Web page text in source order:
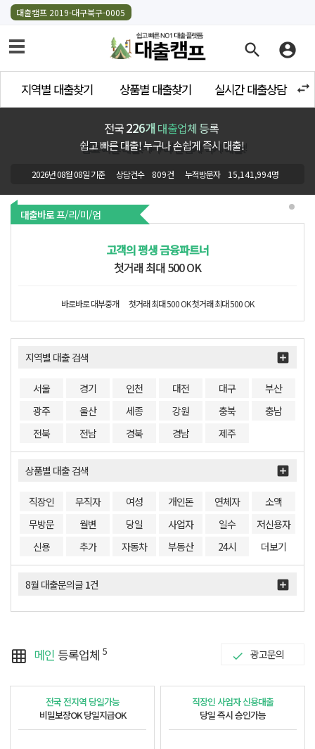
대출캠프 2019-대구북구-0005
search account_circle
지역별 대출찾기 상품별 대출찾기 실시간 대출상담 swap_horiz
전국226개대출업체 등록
쉽고 빠른 대출! 누구나 손쉽게 즉시 대출!
2026년 08월 08일 기준 상담건수 809건 누적방문자 15,141,994명
대출바로프/리/미/엄
고객의 평생 금융파트너
첫거래 최대 500 OK
바로바로 대부중개 첫거래 최대 500 OK첫거래 최대 500 OK
지역별 대출 검색
서울 경기 인천 대전 대구
부산
광주
울산 세종 강원 충북
충남
전북
전남 경북 경남 제주
상품별 대출 검색
직장인 무직자 여성 개인돈 연체자
소액
무방문
월변 당일 사업자 일수
저신용자
신용
추가 자동차 부동산 24시 더보기
8월 대출문의글1건
메인 등록업체 5 광고문의
전국 전지역 당일가능
비밀보장OK 당일지급OK
직장인 사업자 신용대출
당일 즉시 승인가능